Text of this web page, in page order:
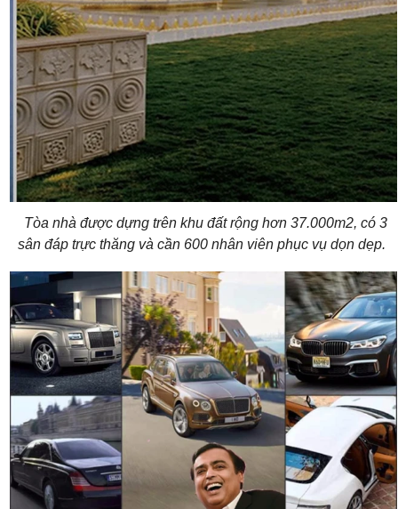
Tòa nhà được dựng trên khu đất rộng hơn 37.000m2, có 3
sân đáp trực thăng và cần 600 nhân viên phục vụ dọn dẹp.